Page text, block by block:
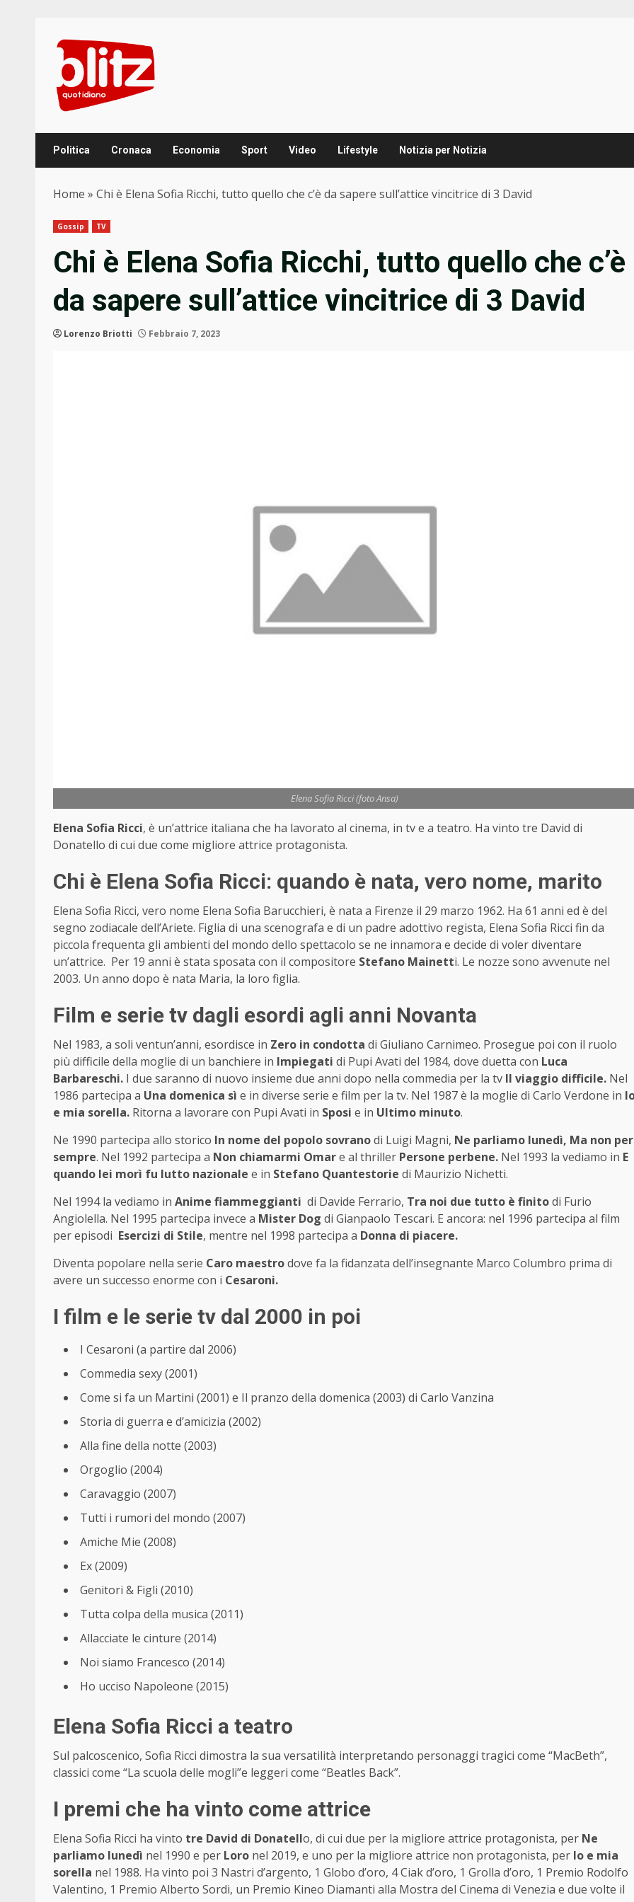
content
Politica Cronaca Economia Sport Video Lifestyle Notizia per Notizia
Home » Chi è Elena Sofia Ricchi, tutto quello che c’è da sapere sull’attice vincitrice di 3 David
Gossip TV
Chi è Elena Sofia Ricchi, tutto quello che c’è
da sapere sull’attice vincitrice di 3 David
Lorenzo Briotti Febbraio 7, 2023
Elena Sofia Ricci (foto Ansa)
Elena Sofia Ricci, è un’attrice italiana che ha lavorato al cinema, in tv e a teatro. Ha vinto tre David di
Donatello di cui due come migliore attrice protagonista.
Chi è Elena Sofia Ricci: quando è nata, vero nome, marito
Elena Sofia Ricci, vero nome Elena Sofia Barucchieri, è nata a Firenze il 29 marzo 1962. Ha 61 anni ed è del
segno zodiacale dell’Ariete. Figlia di una scenografa e di un padre adottivo regista, Elena Sofia Ricci fin da
piccola frequenta gli ambienti del mondo dello spettacolo se ne innamora e decide di voler diventare
un’attrice. Per 19 anni è stata sposata con il compositore Stefano Mainetti. Le nozze sono avvenute nel
2003. Un anno dopo è nata Maria, la loro figlia.
Film e serie tv dagli esordi agli anni Novanta
Nel 1983, a soli ventun’anni, esordisce in Zero in condotta di Giuliano Carnimeo. Prosegue poi con il ruolo
più difficile della moglie di un banchiere in Impiegati di Pupi Avati del 1984, dove duetta con Luca
Barbareschi. I due saranno di nuovo insieme due anni dopo nella commedia per la tv Il viaggio difficile. Nel
1986 partecipa a Una domenica sì e in diverse serie e film per la tv. Nel 1987 è la moglie di Carlo Verdone in
e mia sorella. Ritorna a lavorare con Pupi Avati in Sposi e in Ultimo minuto.
Ne 1990 partecipa allo storico In nome del popolo sovranodi Luigi Magni, Ne parliamo lunedì, Ma non per
sempre. Nel 1992 partecipa a Non chiamarmi Omare al thriller Persone perbene. Nel 1993 la vediamo in E
quando lei morì fu lutto nazionale e in Stefano Quantestorie di Maurizio Nichetti.
Nel 1994 la vediamo in Anime fiammeggianti di Davide Ferrario, Tra noi due tutto è finitodi Furio
Angiolella. Nel 1995 partecipa invece a Mister Dog di Gianpaolo Tescari. E ancora: nel 1996 partecipa al film
per episodi Esercizi di Stile, mentre nel 1998 partecipa a Donna di piacere.
Diventa popolare nella serie Caro maestrodove fa la fidanzata dell’insegnante Marco Columbro prima di
avere un successo enorme con i Cesaroni.
I film e le serie tv dal 2000 in poi
I Cesaroni (a partire dal 2006)
Commedia sexy (2001)
Come si fa un Martini (2001) e Il pranzo della domenica (2003) di Carlo Vanzina
Storia di guerra e d’amicizia (2002)
Alla fine della notte (2003)
Orgoglio (2004)
Caravaggio (2007)
Tutti i rumori del mondo (2007)
Amiche Mie (2008)
Ex (2009)
Genitori & Figli (2010)
Tutta colpa della musica (2011)
Allacciate le cinture (2014)
Noi siamo Francesco (2014)
Ho ucciso Napoleone (2015)
Elena Sofia Ricci a teatro
Sul palcoscenico, Sofia Ricci dimostra la sua versatilità interpretando personaggi tragici come “MacBeth”,
classici come “La scuola delle mogli”e leggeri come “Beatles Back”.
I premi che ha vinto come attrice
Elena Sofia Ricci ha vinto tre David di Donatello, di cui due per la migliore attrice protagonista, per Ne
parliamo lunedì nel 1990 e per Loro nel 2019, e uno per la migliore attrice non protagonista, per Io e mia
sorella nel 1988. Ha vinto poi 3 Nastri d’argento, 1 Globo d’oro, 4 Ciak d’oro, 1 Grolla d’oro, 1 Premio Rodolfo
Valentino, 1 Premio Alberto Sordi, un Premio Kineo Diamanti alla Mostra del Cinema di Venezia e due volte il